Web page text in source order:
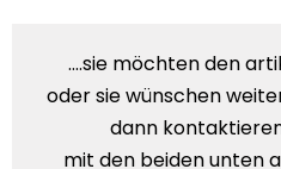
....sie möchten den
oder sie wünschen
dann
mit den beiden unten